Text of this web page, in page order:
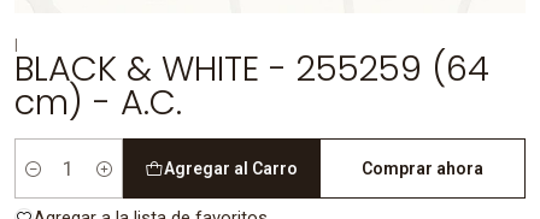
BLACK & WHITE - 255259 (64
cm) - A.C.
Cantidad
Agregar al Carro Comprar ahora